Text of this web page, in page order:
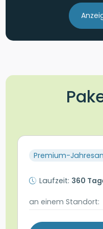
Premium-
Laufzeit: 360
an einem Standort: